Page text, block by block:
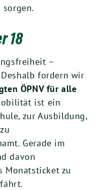
18
–
fordern wir
ÖPNV für alle
ist ein
zur Ausbildung,
Gerade im
davon
Monatsticket zu